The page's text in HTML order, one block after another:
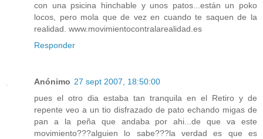
con una psicina hinchable y unos patos...están un poko
locos, pero mola que de vez en cuando te saquen de la
realidad. www.movimientocontralarealidad.es
Responder
Anónimo 27 sept 2007, 18:50:00
pues el otro dia estaba tan tranquila en el Retiro y de
repente veo a un tio disfrazado de pato echando migas de
pan a la peña que andaba por ahi...de que va este
movimiento???alguien lo sabe???la verdad es que es